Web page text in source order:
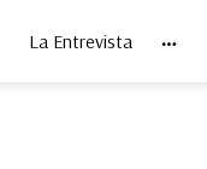
La Entrevista